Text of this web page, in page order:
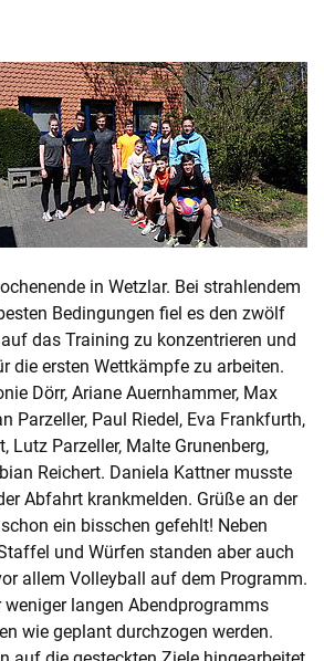
in Wetzlar. Bei strahlendem
Bedingungen fiel es den zwölf
das Training zu konzentrieren und
die ersten Wettkämpfe zu arbeiten.
Dörr, Ariane Auernhammer, Max
Parzeller, Paul Riedel, Eva Frankfurth,
Lutz Parzeller, Malte Grunenberg,
Reichert. Daniela Kattner musste
Abfahrt krankmelden. Grüße an der
ein bisschen gefehlt! Neben
und Würfen standen aber auch
allem Volleyball auf dem Programm.
weniger langen Abendprogramms
wie geplant durchzogen werden.